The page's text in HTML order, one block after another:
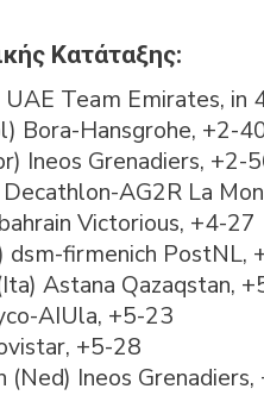
Κατάταξης:
UAE Team Emirates, in
Bora-Hansgrohe, +2-
Ineos Grenadiers, +2-
Decathlon-AG2R La
Victorious, +4-27
dsm-firmenich PostNL,
Astana Qazaqstan,
AIUla, +5-23
+5-28
(Ned) Ineos